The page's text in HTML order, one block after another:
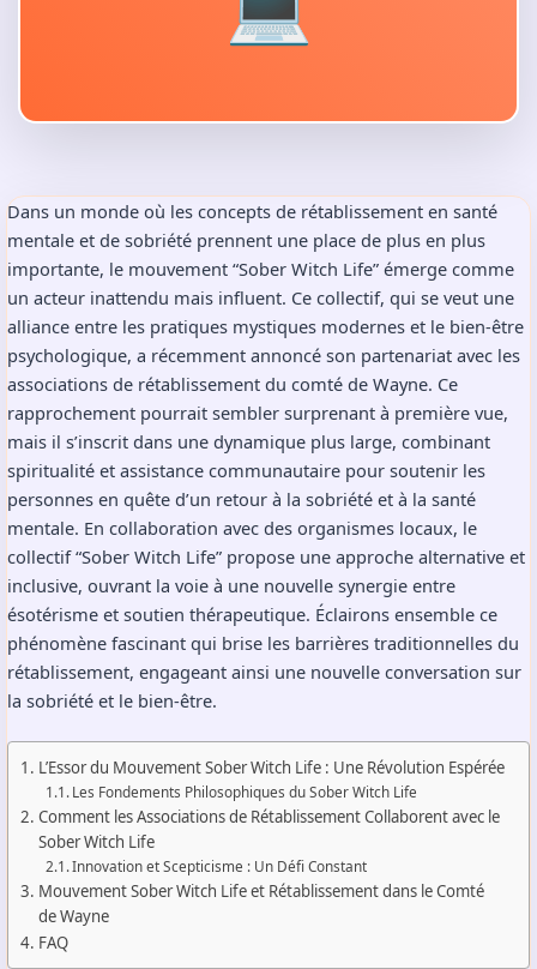
Dans un monde où les concepts de rétablissement en santé
mentale et de sobriété prennent une place de plus en plus
importante, le mouvement “Sober Witch Life” émerge comme
un acteur inattendu mais influent. Ce collectif, qui se veut une
alliance entre les pratiques mystiques modernes et le bien-être
psychologique, a récemment annoncé son partenariat avec les
associations de rétablissement du comté de Wayne. Ce
rapprochement pourrait sembler surprenant à première vue,
mais il s’inscrit dans une dynamique plus large, combinant
spiritualité et assistance communautaire pour soutenir les
personnes en quête d’un retour à la sobriété et à la santé
mentale. En collaboration avec des organismes locaux, le
collectif “Sober Witch Life” propose une approche alternative et
inclusive, ouvrant la voie à une nouvelle synergie entre
ésotérisme et soutien thérapeutique. Éclairons ensemble ce
phénomène fascinant qui brise les barrières traditionnelles du
rétablissement, engageant ainsi une nouvelle conversation sur
la sobriété et le bien-être.
L’Essor du Mouvement Sober Witch Life : Une Révolution Espérée
Les Fondements Philosophiques du Sober Witch Life
Comment les Associations de Rétablissement Collaborent avec le
Sober Witch Life
Innovation et Scepticisme : Un Défi Constant
Mouvement Sober Witch Life et Rétablissement dans le Comté
de Wayne
FAQ